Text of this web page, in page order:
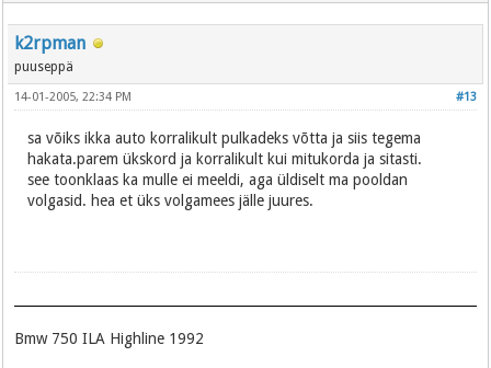
k2rpman
puuseppä
#13
14-01-2005, 22:34 PM
sa võiks ikka auto korralikult pulkadeks võtta ja siis tegema
hakata.parem ükskord ja korralikult kui mitukorda ja sitasti.
see toonklaas ka mulle ei meeldi, aga üldiselt ma pooldan
volgasid. hea et üks volgamees jälle juures.
Bmw 750 ILA Highline 1992